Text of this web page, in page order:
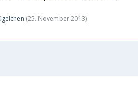
(25. November 2013)